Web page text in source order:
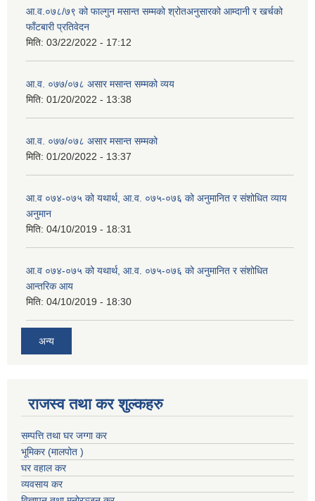
आ.व.०७८/७९ को फाल्गुन मसान्त सम्मको श्रोतअनुसारको आम्दानी र खर्चको
फाँटबारी प्रतिवेदन
मिति: 03/22/2022 - 17:12
आ.व. ०७७/०७८ असार मसान्त सम्मको व्यय
मिति: 01/20/2022 - 13:38
आ.व. ०७७/०७८ असार मसान्त सम्मको
मिति: 01/20/2022 - 13:37
आ.व ०७४-०७५ को यथार्थ, आ.व. ०७५-०७६ को अनुमानित र संशोधित व्याय
अनुमान
मिति: 04/10/2019 - 18:31
आ.व ०७४-०७५ को यथार्थ, आ.व. ०७५-०७६ को अनुमानित र संशोधित
आन्तरिक आय
मिति: 04/10/2019 - 18:30
अन्य
राजस्व तथा कर शुल्कहरु
सम्पत्ति तथा घर जग्गा कर
भूमिकर (मालपोत )
घर वहाल कर
व्यवसाय कर